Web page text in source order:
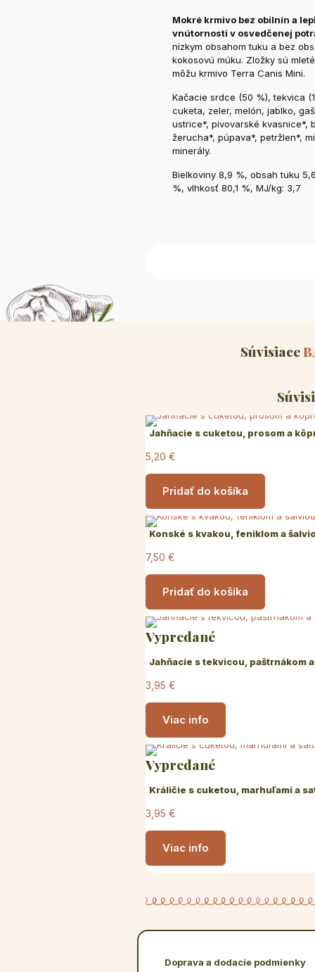
Mokré krmivo bez obilnín a
vnútornosti v osvedčenej
nízkym obsahom tuku a bez
kokosovú múku. Zložky sú
môžu krmivo Terra Canis Mini.
Kačacie srdce (50 %), tekvica
cuketa, zeler, melón, jablko,
ustrice*, pivovarské kvasnice*,
žerucha*, púpava*, petržlen*,
minerály.
Bielkoviny 8,9 %, obsah tuku
%, vlhkosť 80,1 %, MJ/kg: 3,7
Súvisiace
Jahňacie s cuketou, prosom a
5,20 €
Pridať do košíka
Konské s kvakou, feniklom a
7,50 €
Pridať do košíka
Vypredané
Jahňacie s tekvicou, paštrnákom
3,95 €
Viac info
Vypredané
Králičie s cuketou, marhuľami a
3,95 €
Viac info
Doprava a dodacie podmienky